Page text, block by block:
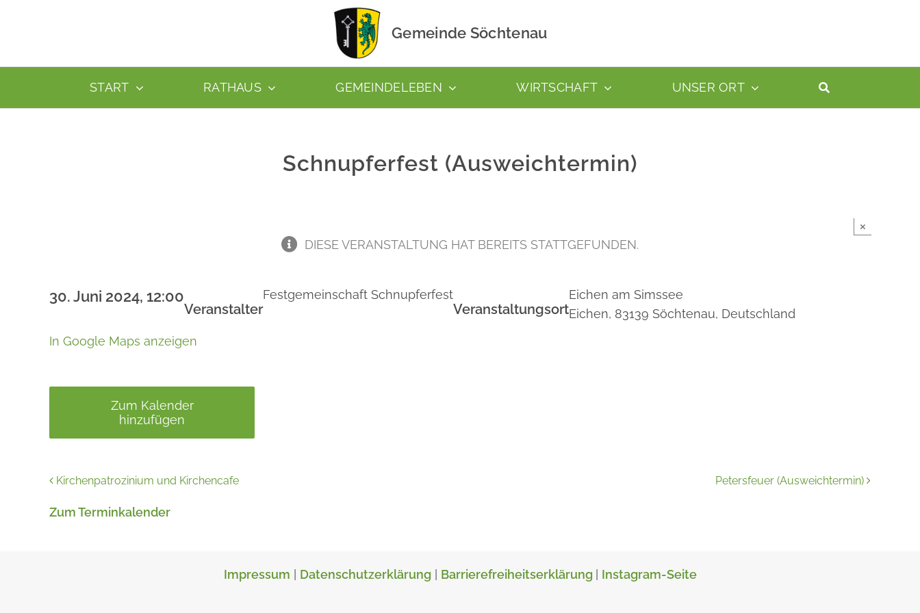
Gemeinde Söchtenau
START RATHAUS GEMEINDELEBEN WIRTSCHAFT UNSER ORT
Schnupferfest (Ausweichtermin)
DIESE VERANSTALTUNG HAT BEREITS STATTGEFUNDEN.
×
30. Juni 2024, 12:00
Veranstalter
Festgemeinschaft Schnupferfest
Veranstaltungsort
Eichen am Simssee
Eichen, 83139 Söchtenau, Deutschland
In Google Maps anzeigen
Zum Kalender
hinzufügen
Kirchenpatrozinium und Kirchencafe Petersfeuer (Ausweichtermin)
Zum Terminkalender
Impressum Datenschutzerklärung| Barrierefreiheitserklärung Instagram-Seite